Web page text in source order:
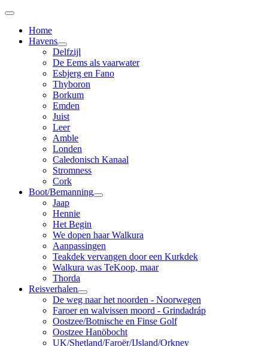
Home
Havens
Delfzijl
De Eems als vaarwater
Esbjerg en Fano
Thyboron
Borkum
Emden
Juist
Leer
Amble
Londen
Caledonisch Kanaal
Stromness
Cork
Boot/Bemanning
Jaap
Hennie
Het Begin
We dopen haar Walkura
Aanpassingen
Teakdek vervangen door een Kurkdek
Walkura was TeKoop, maar
Thorda
Reisverhalen
De weg naar het noorden - Noorwegen
Faroer en walvissen moord - Grindadráp
Oostzee/Botnische en Finse Golf
Oostzee Hanöbocht
UK/Shetland/Faroër/IJsland/Orkney